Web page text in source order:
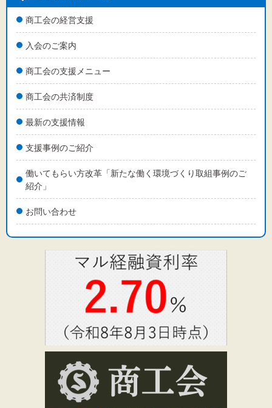
商工会の経営支援
入会のご案内
商工会の支援メニュー
商工会の共済制度
最新の支援情報
支援事例のご紹介
働いてもらい方改革「新たな働く環境づくり取組事例のご
紹介」
お問い合わせ